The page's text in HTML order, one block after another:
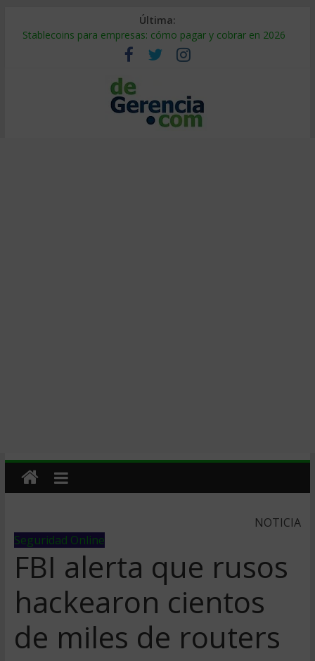
Última:
Stablecoins para empresas: cómo pagar y cobrar en 2026
Despido silencioso: qué es y por qué sale tan caro
IA en selección de personal: cómo auditarla a tiempo
Trabajo forzoso en la cadena de suministro: qué hacer
Mercado hispano de EE. UU.: cómo segmentarlo y venderle
NOTICIA
Seguridad Online
FBI alerta que rusos
hackearon cientos
de miles de routers